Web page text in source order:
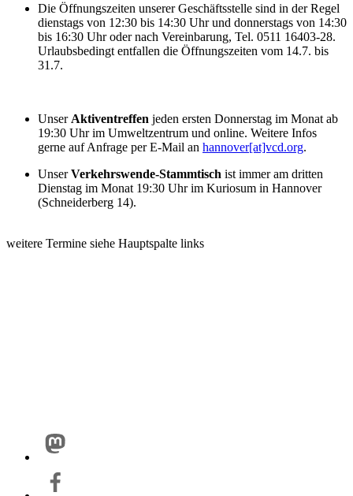
Die Öffnungszeiten unserer Geschäftsstelle sind in der Regel
dienstags von 12:30 bis 14:30 Uhr und donnerstags von 14:30
bis 16:30 Uhr oder nach Vereinbarung, Tel. 0511 16403-28.
Urlaubsbedingt entfallen die Öffnungszeiten vom 14.7. bis
31.7.
Unser Aktiventreffen jeden ersten Donnerstag im Monat ab
19:30 Uhr im Umweltzentrum und online. Weitere Infos
gerne auf Anfrage per E-Mail an hannover[at]vcd.org.
UnserVerkehrswende-Stammtisch ist immer am dritten
Dienstag im Monat 19:30 Uhr im Kuriosum in Hannover
(Schneiderberg 14).
weitere Termine siehe Hauptspalte links